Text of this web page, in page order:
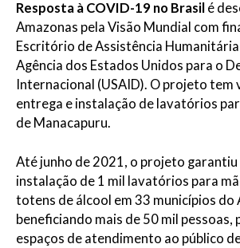
Resposta à COVID-19 no Brasil é
Amazonas pela Visão Mundial com
Escritório de Assistência Humanitária
Agência dos Estados Unidos para o
Internacional (USAID). O projeto tem
entrega e instalação de lavatórios
de Manacapuru.
Até junho de 2021, o projeto garantiu
instalação de 1 mil lavatórios para
totens de álcool em 33 municípios do
beneficiando mais de 50 mil pessoas,
espaços de atendimento ao público